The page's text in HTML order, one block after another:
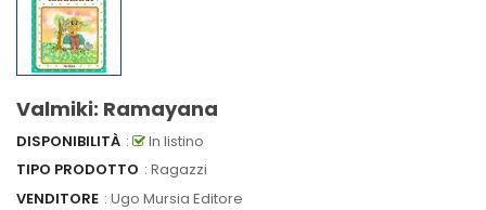
Valmiki: Ramayana
DISPONIBILITÀ :
In listino
TIPO PRODOTTO : Ragazzi
VENDITORE : Ugo Mursia Editore